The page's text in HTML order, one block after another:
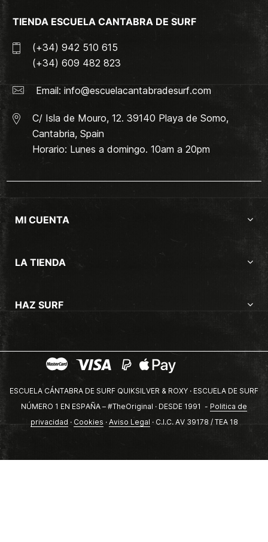
TIENDA ESCUELA CANTABRA DE SURF
(+34) 942 510 615
(+34) 609 482 823
Email: info@escuelacantabradesurf.com
C/ Isla de Mouro, 12. 39140 Playa de Somo,
Cantabria, Spain
Horario: Lunes a domingo. 10am a 20pm
MI CUENTA
LA TIENDA
HAZ SURF
ESCUELA CÁNTABRA DE SURF QUIKSILVER & ROXY · ESCUELA DE SURF
NÚMERO 1 EN ESPAÑA – #TheOriginal · DESDE 1991 - Politica de
privacidad · Cookies · Aviso Legal · C.I.C. AV 39178 / TEA 18